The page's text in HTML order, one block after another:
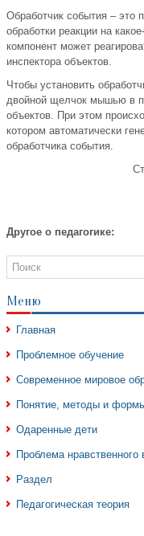
Обработчик события – это
обработки реакции на
компонент может
инспектора объектов.
Чтобы установить
двойной щелчок мышью в
объектов. При этом
котором автоматически
обработчика события.
Другое о педагогике:
Меню
Главная
Проблемное обучение
Современное мировое
Понятие, методы и
Одаренные дети
Проблема нравственного
Раздел
Педагогическая теория